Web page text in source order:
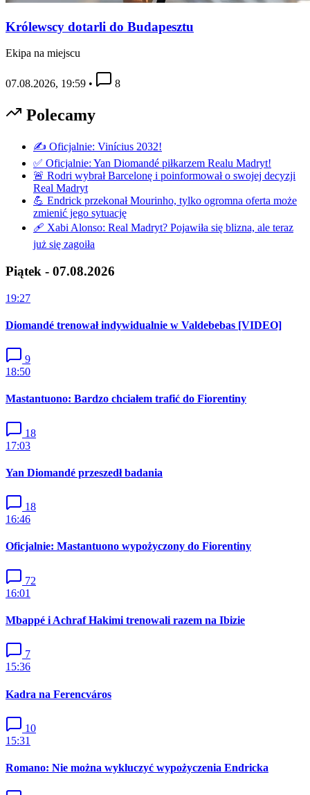
Królewscy dotarli do Budapesztu
Ekipa na miejscu
07.08.2026, 19:59 • 8
Polecamy
✍️ Oficjalnie: Vinícius 2032!
✅ Oficjalnie: Yan Diomandé piłkarzem Realu Madryt!
🚨 Rodri wybrał Barcelonę i poinformował o swojej decyzji
Real Madryt
💪 Endrick przekonał Mourinho, tylko ogromna oferta może
zmienić jego sytuację
🩹 Xabi Alonso: Real Madryt? Pojawiła się blizna, ale teraz
już się zagoiła
Piątek - 07.08.2026
19:27
Diomandé trenował indywidualnie w Valdebebas [VIDEO]
9
18:50
Mastantuono: Bardzo chciałem trafić do Fiorentiny
18
17:03
Yan Diomandé przeszedł badania
18
16:46
Oficjalnie: Mastantuono wypożyczony do Fiorentiny
72
16:01
Mbappé i Achraf Hakimi trenowali razem na Ibizie
7
15:36
Kadra na Ferencváros
10
15:31
Romano: Nie można wykluczyć wypożyczenia Endricka